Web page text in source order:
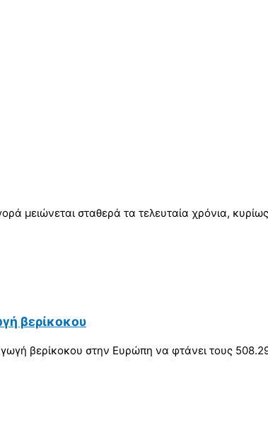
μειώνεται σταθερά τα τελευταία χρόνια,
βερίκοκου
βερίκοκου στην Ευρώπη να φτάνει τους